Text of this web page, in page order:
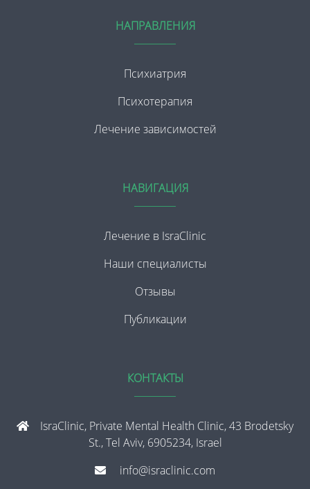
НАПРАВЛЕНИЯ
Психиатрия
Психотерапия
Лечение зависимостей
НАВИГАЦИЯ
Лечение в IsraClinic
Наши специалисты
Отзывы
Публикации
КОНТАКТЫ
IsraClinic, Private Mental Health Clinic, 43 Brodetsky
St., Tel Aviv, 6905234, Israel
info@israclinic.com